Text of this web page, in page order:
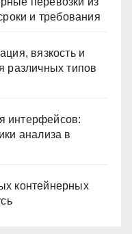
и требования
вязкость и
различных типов
интерфейсов:
анализа в
контейнерных